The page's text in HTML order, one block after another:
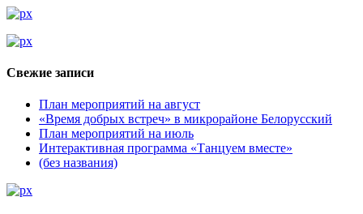
Свежие записи
План мероприятий на август
«Время добрых встреч» в микрорайоне Белорусский
План мероприятий на июль
Интерактивная программа «Танцуем вместе»
(без названия)